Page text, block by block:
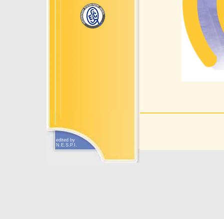
edited by
N.E.S.P.I.